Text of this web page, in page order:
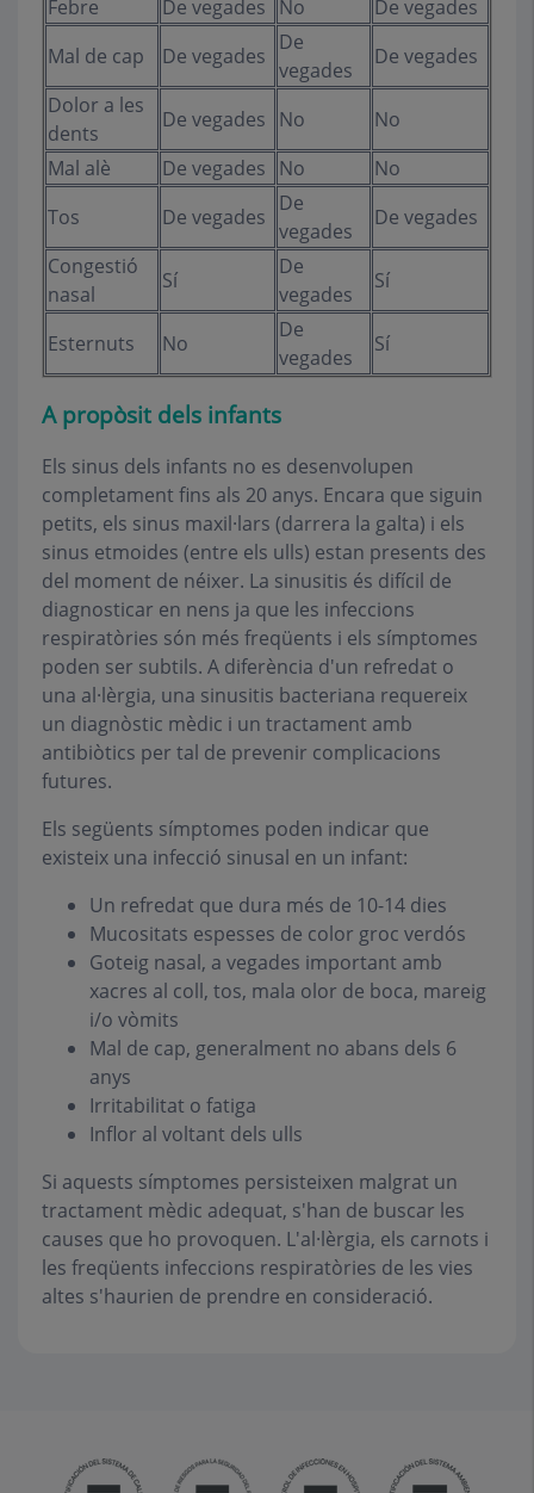
Febre
De vegades No
De vegades
Mal de cap
De vegades
De
vegades
De vegades
Dolor a les
dents
De vegades No
No
Mal alè
De vegades No
No
Tos
De vegades
De
vegades
De vegades
Congestió
nasal
Sí
De
vegades
Sí
Esternuts No
De
vegades
Sí
A propòsit dels infants
Els sinus dels infants no es desenvolupen
completament fins als 20 anys. Encara que siguin
petits, els sinus maxil·lars (darrera la galta) i els
sinus etmoides (entre els ulls) estan presents des
del moment de néixer. La sinusitis és difícil de
diagnosticar en nens ja que les infeccions
respiratòries són més freqüents i els símptomes
poden ser subtils. A diferència d'un refredat o
una al·lèrgia, una sinusitis bacteriana requereix
un diagnòstic mèdic i un tractament amb
antibiòtics per tal de prevenir complicacions
futures.
Els següents símptomes poden indicar que
existeix una infecció sinusal en un infant:
Un refredat que dura més de 10-14 dies
Mucositats espesses de color groc verdós
Goteig nasal, a vegades important amb
xacres al coll, tos, mala olor de boca, mareig
i/o vòmits
Mal de cap, generalment no abans dels 6
anys
Irritabilitat o fatiga
Inflor al voltant dels ulls
Si aquests símptomes persisteixen malgrat un
tractament mèdic adequat, s'han de buscar les
causes que ho provoquen. L'al·lèrgia, els carnots i
les freqüents infeccions respiratòries de les vies
altes s'haurien de prendre en consideració.